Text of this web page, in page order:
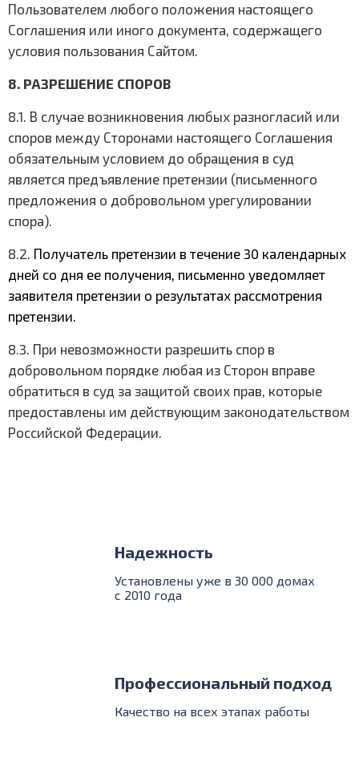
Пользователем любого положения настоящего
Соглашения или иного документа, содержащего
условия пользования Сайтом.
8. РАЗРЕШЕНИЕ СПОРОВ
8.1. В случае возникновения любых разногласий или
споров между Сторонами настоящего Соглашения
обязательным условием до обращения в суд
является предъявление претензии (письменного
предложения о добровольном урегулировании
спора).
8.2. Получатель претензии в течение 30 календарных
дней со дня ее получения, письменно уведомляет
заявителя претензии о результатах рассмотрения
претензии.
8.3. При невозможности разрешить спор в
добровольном порядке любая из Сторон вправе
обратиться в суд за защитой своих прав, которые
предоставлены им действующим законодательством
Российской Федерации.
Надежность
Установлены уже в 30 000 домах
с 2010 года
Профессиональный подход
Качество на всех этапах работы